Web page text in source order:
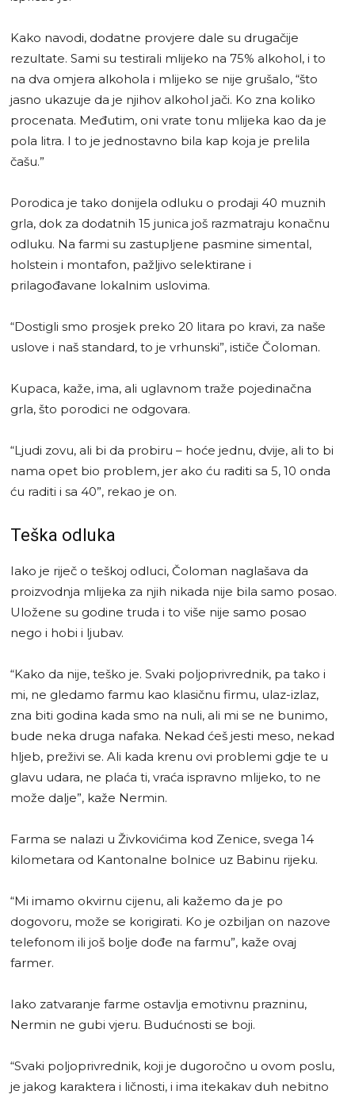
Kako navodi, dodatne provjere dale su drugačije
rezultate. Sami su testirali mlijeko na 75% alkohol, i to
na dva omjera alkohola i mlijeko se nije grušalo, “što
jasno ukazuje da je njihov alkohol jači. Ko zna koliko
procenata. Međutim, oni vrate tonu mlijeka kao da je
pola litra. I to je jednostavno bila kap koja je prelila
čašu.”
Porodica je tako donijela odluku o prodaji 40 muznih
grla, dok za dodatnih 15 junica još razmatraju konačnu
odluku. Na farmi su zastupljene pasmine simental,
holstein i montafon, pažljivo selektirane i
prilagođavane lokalnim uslovima.
“Dostigli smo prosjek preko 20 litara po kravi, za naše
uslove i naš standard, to je vrhunski”, ističe Čoloman.
Kupaca, kaže, ima, ali uglavnom traže pojedinačna
grla, što porodici ne odgovara.
“Ljudi zovu, ali bi da probiru – hoće jednu, dvije, ali to bi
nama opet bio problem, jer ako ću raditi sa 5, 10 onda
ću raditi i sa 40”, rekao je on.
Teška odluka
Iako je riječ o teškoj odluci, Čoloman naglašava da
proizvodnja mlijeka za njih nikada nije bila samo posao.
Uložene su godine truda i to više nije samo posao
nego i hobi i ljubav.
“Kako da nije, teško je. Svaki poljoprivrednik, pa tako i
mi, ne gledamo farmu kao klasičnu firmu, ulaz-izlaz,
zna biti godina kada smo na nuli, ali mi se ne bunimo,
bude neka druga nafaka. Nekad ćeš jesti meso, nekad
hljeb, preživi se. Ali kada krenu ovi problemi gdje te u
glavu udara, ne plaća ti, vraća ispravno mlijeko, to ne
može dalje”, kaže Nermin.
Farma se nalazi u Živkovićima kod Zenice, svega 14
kilometara od Kantonalne bolnice uz Babinu rijeku.
“Mi imamo okvirnu cijenu, ali kažemo da je po
dogovoru, može se korigirati. Ko je ozbiljan on nazove
telefonom ili još bolje dođe na farmu”, kaže ovaj
farmer.
Iako zatvaranje farme ostavlja emotivnu prazninu,
Nermin ne gubi vjeru. Budućnosti se boji.
“Svaki poljoprivrednik, koji je dugoročno u ovom poslu,
je jakog karaktera i ličnosti, i ima itekakav duh nebitno